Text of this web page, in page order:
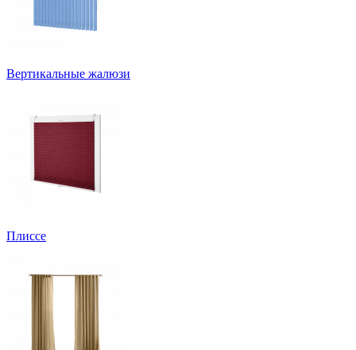
Вертикальные жалюзи
Плиссе